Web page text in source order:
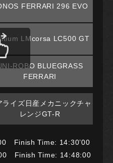
FERRARI 296 EVO
LMcorsa LC500 GT
ROBO BLUEGRASS
FERRARI
ライズ日産メカニックチャ
レンジGT-R
Finish Time: 14:30’00
Finish Time: 14:48:00